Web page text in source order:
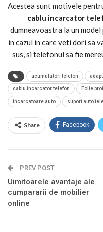
Acestea sunt motivele
cablu incarcator
dumneavoastra la un
in cazul in care veti dori sa
sus, si telefonul sa fie
acumulatori telefon
cablu incarcator telefon Folie
incarcatoare auto suport auto
Share Facebook
PREV POST
Uimitoarele avantaje ale
cumpararii de mobilier
online